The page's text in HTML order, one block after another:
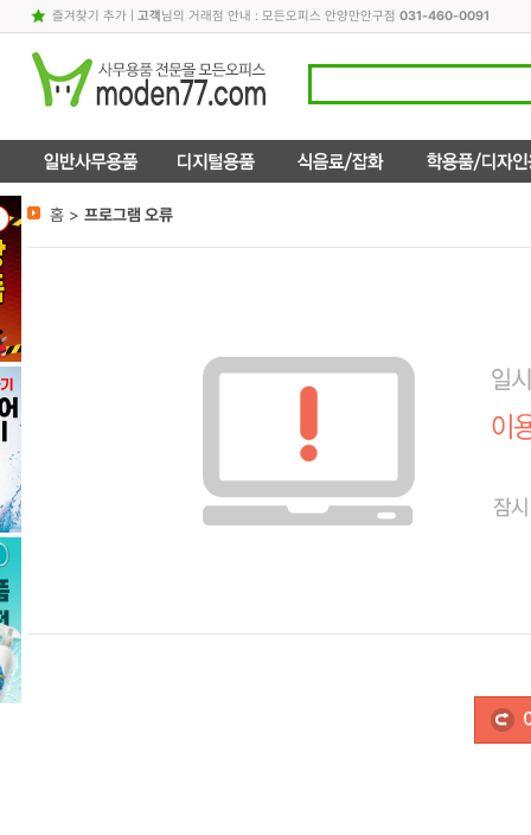
즐겨찾기 추가| 고객님의 거래점 안내 : 모든오피스 안양만안구점 031-460-0091
홈 > 프로그램 오류